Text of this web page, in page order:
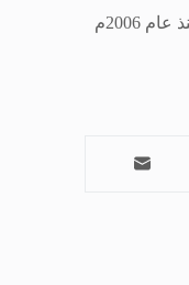
الجدير بالذكر أن المنتدى العالمي للبنك الإسلامي للتنمية حول التمويل الإسلامي هو منتدى سنوي رفيع المستوى بدأ منذ عام 2006م